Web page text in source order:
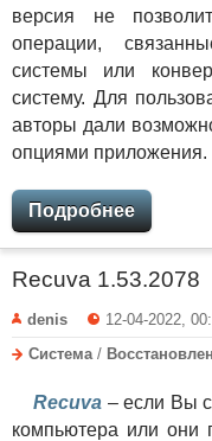
версия не
операции,
системы или
систему. Для
авторы дали
опциями приложения.
Подробнее
Recuva 1.53.2078
denis 12-04-2022,
Система/
Recuva – если Вы
компьютера или они